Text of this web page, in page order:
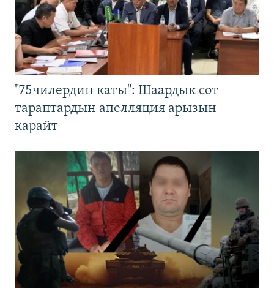
"75чилердин каты": Шаардык сот
тараптардын апелляция арызын
карайт